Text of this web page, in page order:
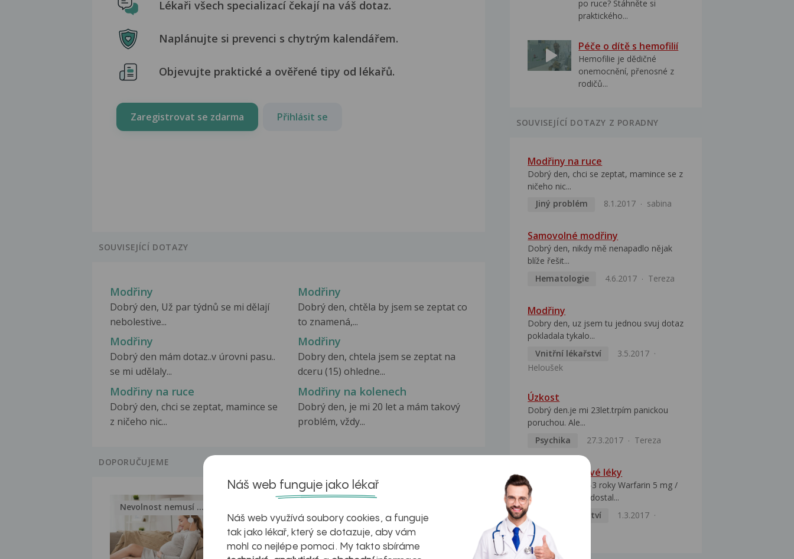
Lékaři všech specializací čekají na váš dotaz.
Naplánujte si prevenci s chytrým kalendářem.
Objevujte praktické a ověřené tipy od lékařů.
Zaregistrovat se zdarma Přihlásit se
SOUVISEJÍCÍ DOTAZY
Modřiny
Dobrý den, Už par týdnů se mi dělají
nebolestive...
Modřiny
Dobrý den, chtěla by jsem se zeptat co
to znamená,...
Modřiny
Dobrý den mám dotaz..v úrovni pasu..
se mi udělaly...
Modřiny
Dobry den, chtela jsem se zeptat na
dceru (15) ohledne...
Modřiny na ruce
Dobrý den, chci se zeptat, mamince se
z ničeho nic...
Modřiny na kolenech
Dobrý den, je mi 20 let a mám takový
problém, vždy...
DOPORUČUJEME
Nevolnost nemusí být nutnou...
po ruce? Stáhněte si
praktického...
Péče o dítě s hemofilií
Hemofilie je dědičné
onemocnění, přenosné z
rodičů...
SOUVISEJÍCÍ DOTAZY Z PORADNY
Modřiny na ruce
Dobrý den, chci se zeptat, mamince se z
ničeho nic...
Jiný problém
8.1.2017 sabina
Samovolné modřiny
Dobrý den, nikdy mě nenapadlo nějak
blíže řešit...
Hematologie
4.6.2017 Tereza
Modřiny
Dobry den, uz jsem tu jednou svuj dotaz
pokladala tykalo...
Vnitřní lékařství
3.5.2017
Heloušek
Úzkost
Dobrý den.je mi 23let.trpím panickou
poruchou. Ale...
Psychika
27.3.2017 Tereza
Warfarin a nové léky
Užívám již asi 2 -3 roky Warfarin 5 mg /
1 prášek denně. dostal...
Vnitřní lékařství
1.3.2017
Jaromír
Náš web funguje jako lékař
Náš web využívá soubory cookies, a funguje
tak jako lékař, který se dotazuje, aby vám
mohl co nejlépe pomoci. My takto sbíráme